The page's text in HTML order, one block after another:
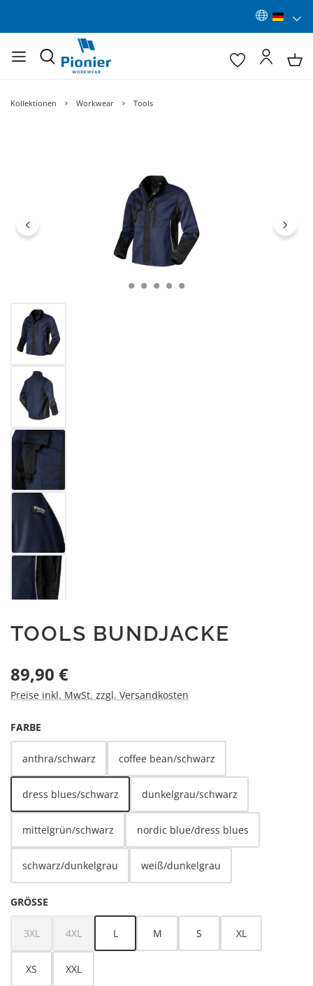
Kollektionen Workwear Tools
TOOLS BUNDJACKE
Regulärer Preis:
89,90 €
Preise inkl. MwSt. zzgl. Versandkosten
FARBE
anthra/schwarz coffee bean/schwarz
dress blues/schwarz dunkelgrau/schwarz
mittelgrün/schwarz nordic blue/dress blues
schwarz/dunkelgrau weiß/dunkelgrau
GRÖSSE
3XL
(Diese Option ist zurzeit nicht verfügbar.)
4XL
(Diese Option ist zurzeit nicht verfügbar.)
L M S XL
XS XXL